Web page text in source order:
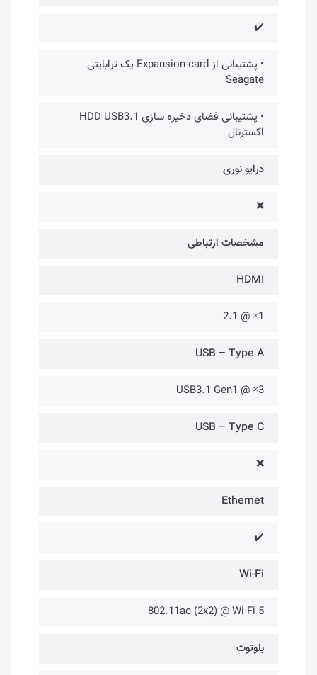
✔️
• پشتیبانی از Expansion card یک ترابایتی
Seagate
• پشتیبانی فضای ذخیره سازی HDD USB3.1
اکسترنال
درایو نوری
❌
مشخصات ارتباطی
HDMI
1× @ 2.1
USB – Type A
3× @ USB3.1 Gen1
USB – Type C
❌
Ethernet
✔️
Wi-Fi
802.11ac (2x2) @ Wi-Fi 5
بلوتوث